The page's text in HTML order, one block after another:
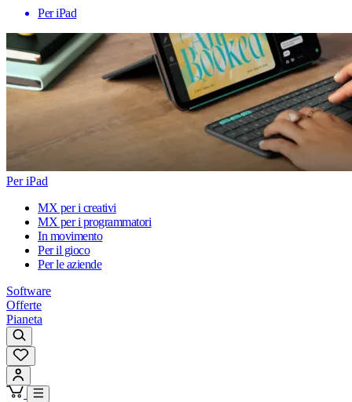
Per iPad
Per iPad
MX per i creativi
MX per i programmatori
In movimento
Per il gioco
Per le aziende
Software
Offerte
Pianeta